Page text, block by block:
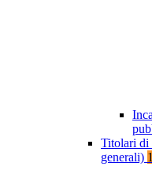
Titolari di
generali)